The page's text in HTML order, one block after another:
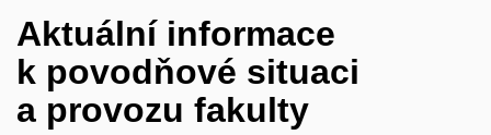
Aktuální informace
k povodňové situaci
a provozu fakulty